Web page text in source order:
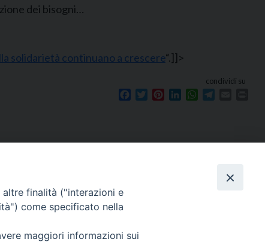
dei bisogni…
solidarietà continuano a crescere“.]]>
condividi su
Facebook
TwitterPinterestLinkedInWhatsApp
finalità ("interazioni e
come specificato nella
maggiori informazioni sui